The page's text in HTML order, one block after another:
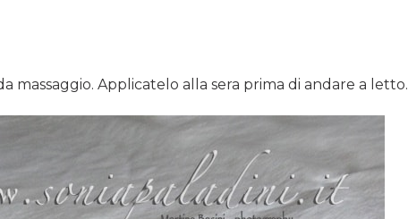
massaggio. Applicatelo alla sera prima di andare a letto.